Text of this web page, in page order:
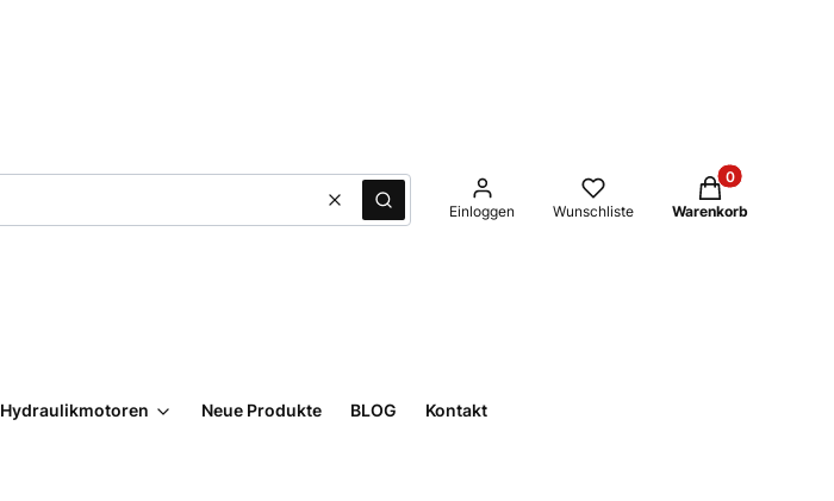
LöschenSuche Einloggen Wunschliste
Produkte im
Warenkorb
Hydraulikmotoren Neue Produkte BLOG Kontakt